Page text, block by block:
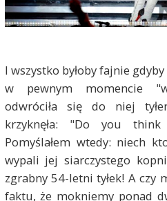
I wszystko byłoby fajnie
w pewnym momencie
odwróciła się do niej
krzyknęła: "Do you
Pomyślałem wtedy: niech
wypali jej siarczystego
zgrabny 54-letni tyłek! A czy
faktu, że mokniemy ponad